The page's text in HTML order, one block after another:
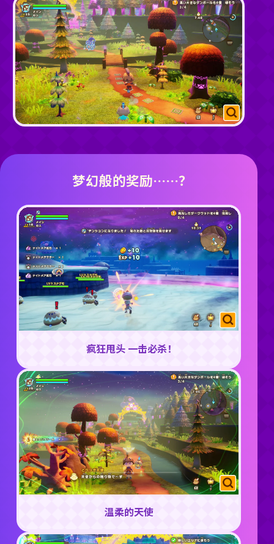
梦幻般的奖励……？
疯狂甩头 一击必杀！
温柔的天使